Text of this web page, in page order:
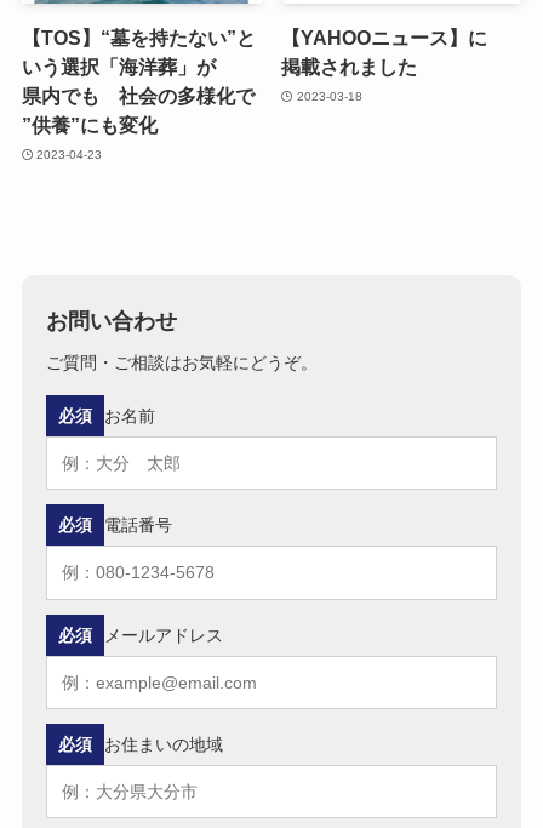
【TOS】“墓を​持たない”と​
いう​選択​「海洋葬」が​
県内でも​ 社会の​多様化で​
”供養”にも​変化
2023-04-23
【YAHOOニュース】に​
掲載されました
2023-03-18
お問い合わせ
ご質問・ご相談はお気軽にどうぞ。
お名前
必須
電話番号
必須
メールアドレス
必須
お住まいの地域
必須